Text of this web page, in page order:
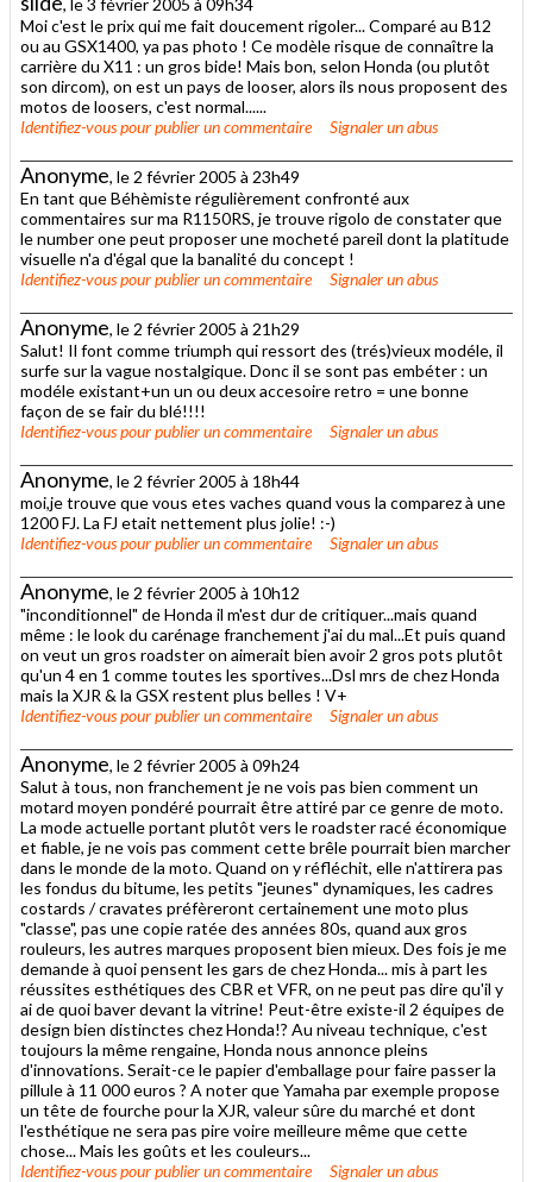
Moi c'est le prix qui me fait doucement rigoler... Comparé au B12
ou au GSX1400, ya pas photo ! Ce modèle risque de connaître la
carrière du X11 : un gros bide! Mais bon, selon Honda (ou plutôt
son dircom), on est un pays de looser, alors ils nous proposent des
motos de loosers, c'est normal......
Identifiez-vouspour publier un commentaire Signaler un abus
Anonyme, le 2 février 2005 à 23h49
En tant que Béhèmiste régulièrement confronté aux
commentaires sur ma R1150RS, je trouve rigolo de constater que
le number one peut proposer une mocheté pareil dont la platitude
visuelle n'a d'égal que la banalité du concept !
Identifiez-vouspour publier un commentaire Signaler un abus
Anonyme, le 2 février 2005 à 21h29
Salut! Il font comme triumph qui ressort des (trés)vieux modéle, il
surfe sur la vague nostalgique. Donc il se sont pas embéter : un
modéle existant+un un ou deux accesoire retro = une bonne
façon de se fair du blé!!!!
Identifiez-vouspour publier un commentaire Signaler un abus
Anonyme, le 2 février 2005 à 18h44
moi,je trouve que vous etes vaches quand vous la comparez à une
1200 FJ. La FJ etait nettement plus jolie! :-)
Identifiez-vouspour publier un commentaire Signaler un abus
Anonyme, le 2 février 2005 à 10h12
"inconditionnel" de Honda il m'est dur de critiquer...mais quand
même : le look du carénage franchement j'ai du mal...Et puis quand
on veut un gros roadster on aimerait bien avoir 2 gros pots plutôt
qu'un 4 en 1 comme toutes les sportives...Dsl mrs de chez Honda
mais la XJR & la GSX restent plus belles ! V+
Identifiez-vouspour publier un commentaire Signaler un abus
Anonyme, le 2 février 2005 à 09h24
Salut à tous, non franchement je ne vois pas bien comment un
motard moyen pondéré pourrait être attiré par ce genre de moto.
La mode actuelle portant plutôt vers le roadster racé économique
et fiable, je ne vois pas comment cette brêle pourrait bien marcher
dans le monde de la moto. Quand on y réfléchit, elle n'attirera pas
les fondus du bitume, les petits "jeunes" dynamiques, les cadres
costards / cravates préfèreront certainement une moto plus
"classe", pas une copie ratée des années 80s, quand aux gros
rouleurs, les autres marques proposent bien mieux. Des fois je me
demande à quoi pensent les gars de chez Honda... mis à part les
réussites esthétiques des CBR et VFR, on ne peut pas dire qu'il y
ai de quoi baver devant la vitrine! Peut-être existe-il 2 équipes de
design bien distinctes chez Honda!? Au niveau technique, c'est
toujours la même rengaine, Honda nous annonce pleins
d'innovations. Serait-ce le papier d'emballage pour faire passer la
pillule à 11 000 euros ? A noter que Yamaha par exemple propose
un tête de fourche pour la XJR, valeur sûre du marché et dont
l'esthétique ne sera pas pire voire meilleure même que cette
chose... Mais les goûts et les couleurs...
Identifiez-vouspour publier un commentaire Signaler un abus